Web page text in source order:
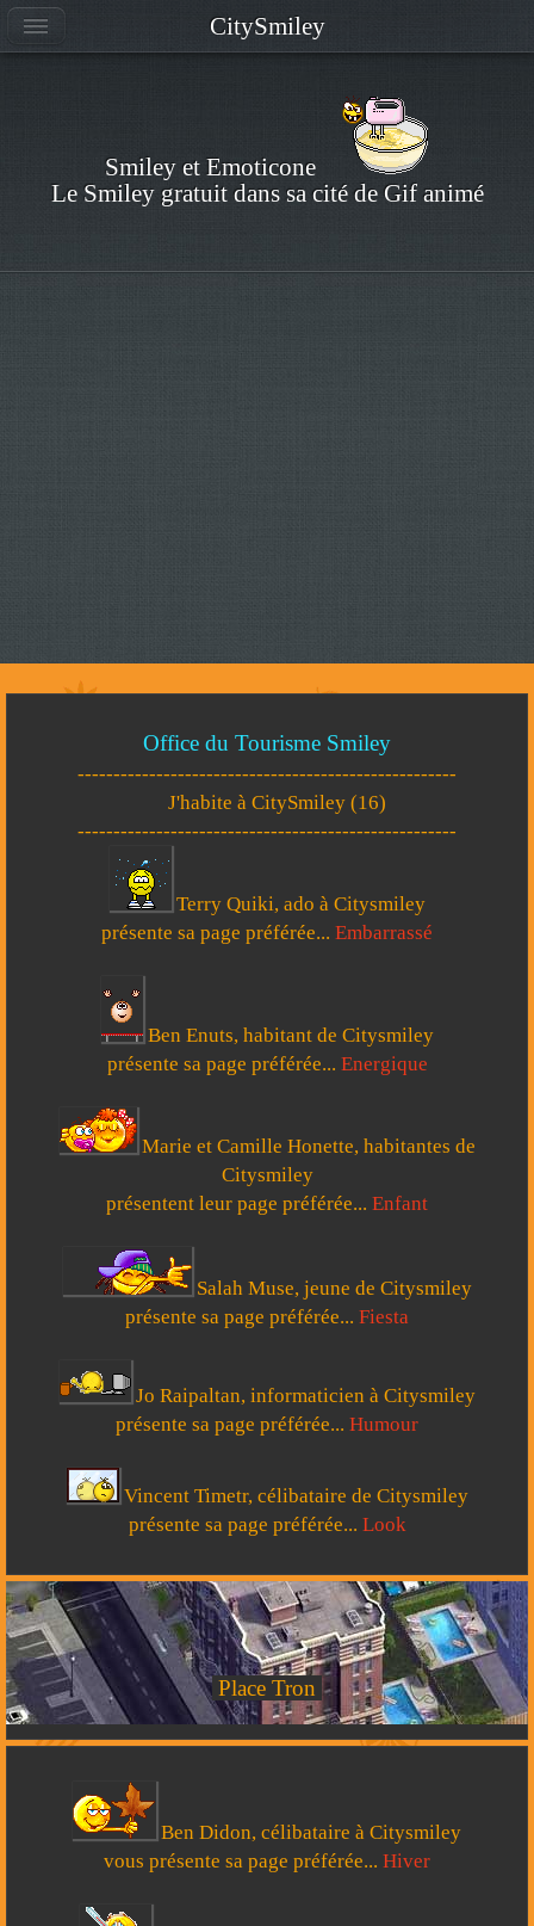
Smiley et Emoticone
Le Smiley gratuit dans sa cité de Gif animé
Office du Tourisme Smiley
-----------------------------------------------------
J'habite à CitySmiley (16)
-----------------------------------------------------
Terry Quiki, ado à Citysmiley
présente sa page préférée... Embarrassé
Ben Enuts, habitant de Citysmiley
présente sa page préférée... Energique
Marie et Camille Honette, habitantes de
Citysmiley
présentent leur page préférée... Enfant
Salah Muse, jeune de Citysmiley
présente sa page préférée... Fiesta
Jo Raipaltan, informaticien à Citysmiley
présente sa page préférée... Humour
Vincent Timetr, célibataire de Citysmiley
présente sa page préférée... Look
Place Tron
Ben Didon, célibataire à Citysmiley
vous présente sa page préférée... Hiver
CitySmiley